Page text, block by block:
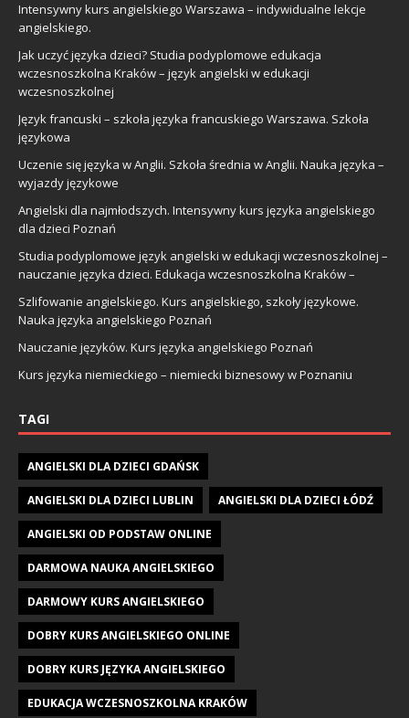
Intensywny kurs angielskiego Warszawa – indywidualne lekcje
angielskiego.
Jak uczyć języka dzieci? Studia podyplomowe edukacja
wczesnoszkolna Kraków – język angielski w edukacji
wczesnoszkolnej
Język francuski – szkoła języka francuskiego Warszawa. Szkoła
językowa
Uczenie się języka w Anglii. Szkoła średnia w Anglii. Nauka języka –
wyjazdy językowe
Angielski dla najmłodszych. Intensywny kurs języka angielskiego
dla dzieci Poznań
Studia podyplomowe język angielski w edukacji wczesnoszkolnej –
nauczanie języka dzieci. Edukacja wczesnoszkolna Kraków –
Szlifowanie angielskiego. Kurs angielskiego, szkoły językowe.
Nauka języka angielskiego Poznań
Nauczanie języków. Kurs języka angielskiego Poznań
Kurs języka niemieckiego – niemiecki biznesowy w Poznaniu
TAGI
ANGIELSKI DLA DZIECI GDAŃSK
ANGIELSKI DLA DZIECI LUBLIN ANGIELSKI DLA DZIECI ŁÓDŹ
ANGIELSKI OD PODSTAW ONLINE
DARMOWA NAUKA ANGIELSKIEGO
DARMOWY KURS ANGIELSKIEGO
DOBRY KURS ANGIELSKIEGO ONLINE
DOBRY KURS JĘZYKA ANGIELSKIEGO
EDUKACJA WCZESNOSZKOLNA KRAKÓW